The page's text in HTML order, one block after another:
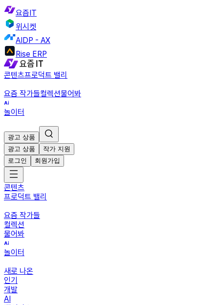
요즘IT
위시켓
AIDP - AX
Rise ERP
콘텐츠프로덕트 밸리
요즘 작가들컬렉션물어봐
놀이터
광고 상품
광고 상품
작가 지원
로그인
회원가입
콘텐츠
프로덕트 밸리
요즘 작가들
컬렉션
물어봐
놀이터
새로 나온
인기
개발
AI